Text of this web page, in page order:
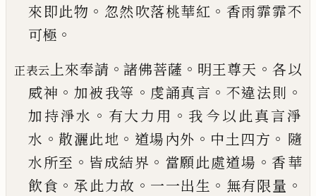
來即此物 。 忽然吹落桃華紅 。 香雨霏霏不
可極 。
正表云 上來奉請 。 諸佛菩薩 。 明王尊天 。 各以
威神 。 加被我等 。 虔誦真言 。 不違法則 。
加持淨水 。 有大力用 。 我 今以此真言淨
水 。 散灑此地 。 道場內外 。 中土四方 。 隨
水所至 。 皆成結界 。 當願此處道場 。 香華
飲食 。 承此力故 。 一一出生 。 無有限量 。